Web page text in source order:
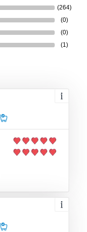
(264)
(0)
(0)
(1)